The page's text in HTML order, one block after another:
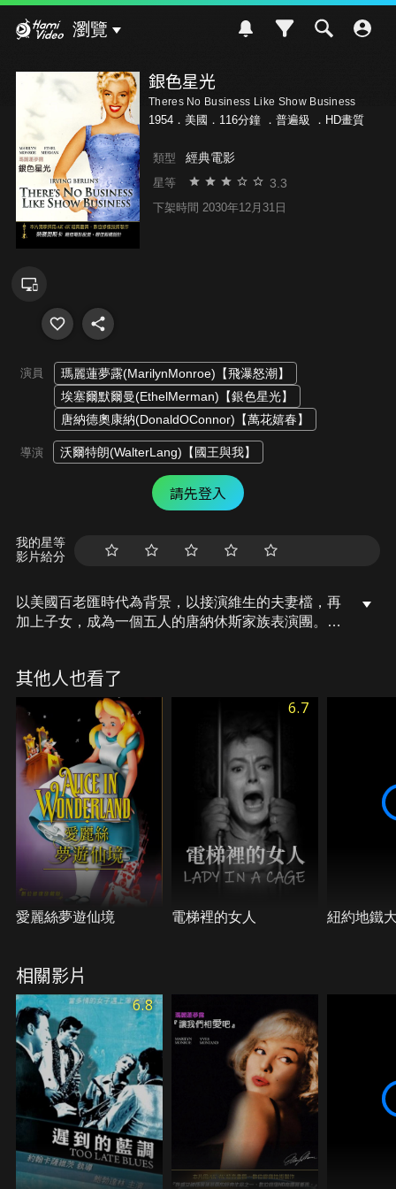
瀏覽
銀色星光
Theres No Business Like Show Business
1954．美國．116分鐘 ． 普遍級 ．HD畫質
類型 經典電影
星等 3.3
下架時間 2030年12月31日
演員
瑪麗蓮夢露(MarilynMonroe)【飛瀑怒潮】
埃塞爾默爾曼(EthelMerman)【銀色星光】
唐納德奧康納(DonaldOConnor)【萬花嬉春】
導演 沃爾特朗(WalterLang)【國王與我】
請先登入
我的星等
影片給分
以美國百老匯時代為背景，以接演維生的夫妻檔，再
加上子女，成為一個五人的唐納休斯家族表演團。他
表演團體的過程…
其他人也看了
愛麗絲夢遊仙境
6.7
電梯裡的女人 紐約地鐵
相關影片
6.8